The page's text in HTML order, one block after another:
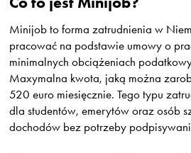
Minijob to forma zatrudnienia w
pracować na podstawie umowy o
minimalnych obciążeniach
Maxymalna kwota, jaką można
520 euro miesięcznie. Tego typu
dla studentów, emerytów oraz osób
dochodów bez potrzeby